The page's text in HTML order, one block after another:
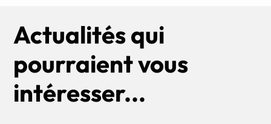
Actualités qui
pourraient vous
intéresser...